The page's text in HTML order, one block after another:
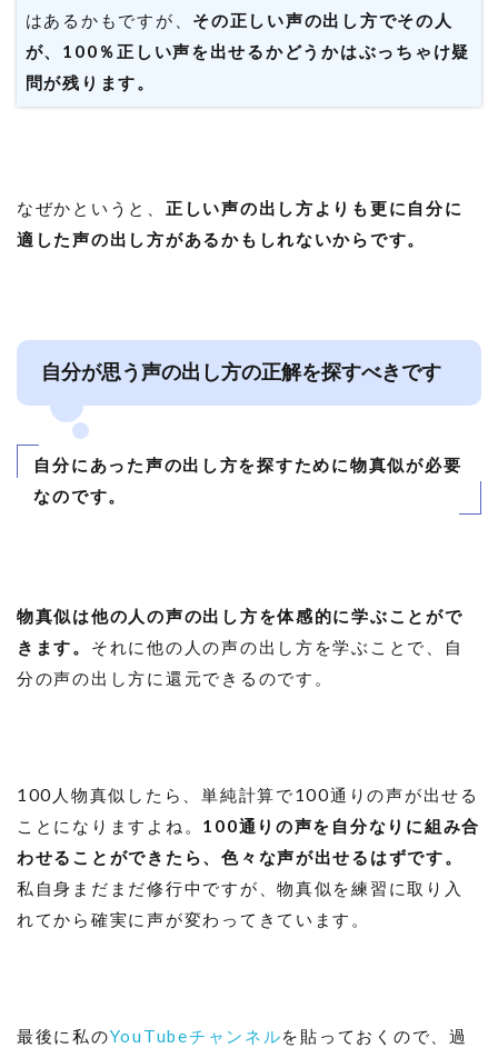
はあるかもですが、 その正しい声の出し方でその人
が、100％正しい声を出せるかどうかはぶっちゃけ疑
問が残ります。
なぜかというと、 正しい声の出し方よりも更に自分に
適した声の出し方があるかもしれないからです。
自分が思う声の出し方の正解を探すべきです
自分にあった声の出し方を探すために物真似が必要
なのです。
物真似は他の人の声の出し方を体感的に学ぶことがで
きます。 それに他の人の声の出し方を学ぶことで、自
分の声の出し方に還元できるのです。
100人物真似したら、単純計算で100通りの声が出せる
ことになりますよね。 100通りの声を自分なりに組み合
わせることができたら、色々な声が出せるはずです。
私自身まだまだ修行中ですが、物真似を練習に取り入
れてから確実に声が変わってきています。
最後に私のYouTubeチャンネルを貼っておくので、過